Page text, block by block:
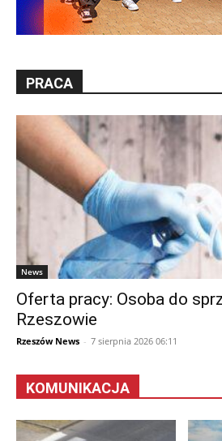
PRACA
News
Oferta pracy: Osoba do
Rzeszowie
Rzeszów News - 7 sierpnia 2026 06:11
KOMUNIKACJA